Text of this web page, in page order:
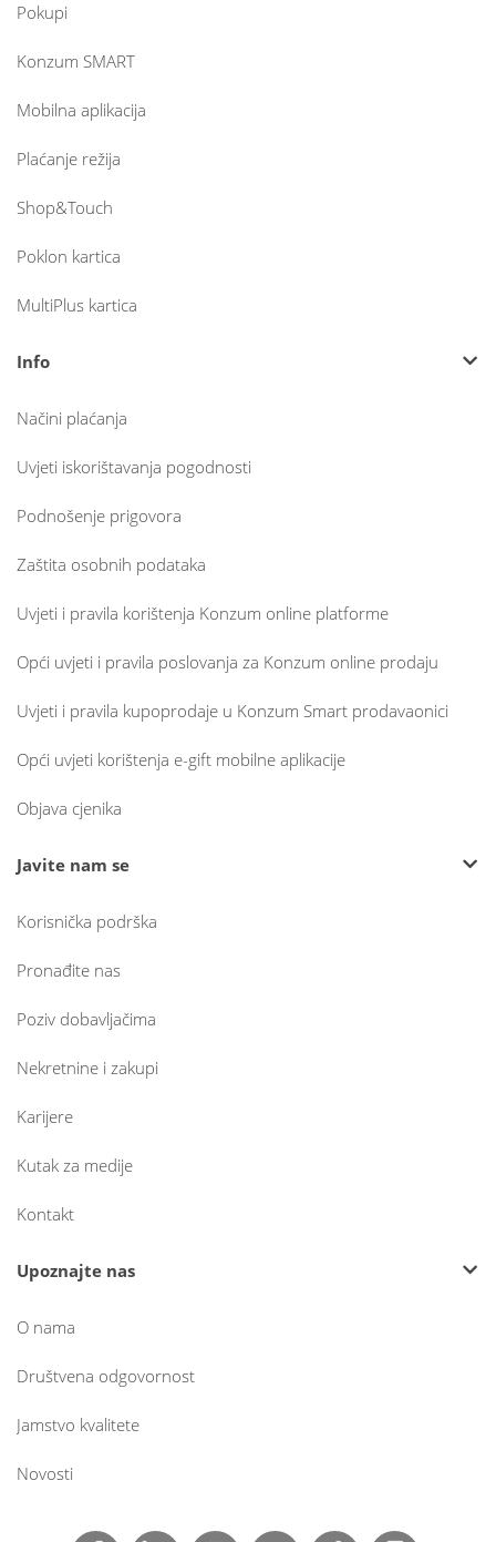
Pokupi
Konzum SMART
Mobilna aplikacija
Plaćanje režija
Shop&Touch
Poklon kartica
MultiPlus kartica
Info
Načini plaćanja
Uvjeti iskorištavanja pogodnosti
Podnošenje prigovora
Zaštita osobnih podataka
Uvjeti i pravila korištenja Konzum online platforme
Opći uvjeti i pravila poslovanja za Konzum online prodaju
Uvjeti i pravila kupoprodaje u Konzum Smart prodavaonici
Opći uvjeti korištenja e-gift mobilne aplikacije
Objava cjenika
Javite nam se
Korisnička podrška
Pronađite nas
Poziv dobavljačima
Nekretnine i zakupi
Karijere
Kutak za medije
Kontakt
Upoznajte nas
O nama
Društvena odgovornost
Jamstvo kvalitete
Novosti